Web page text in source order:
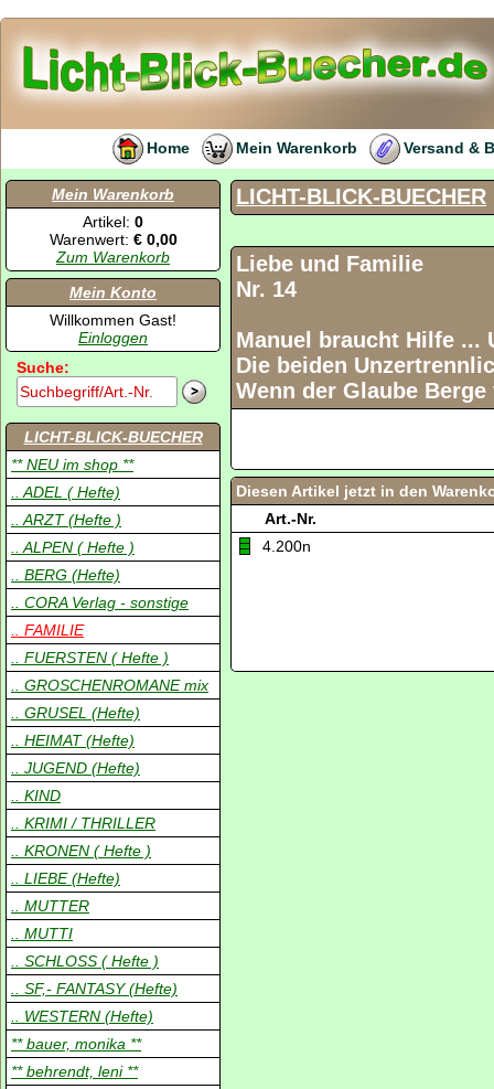
Home Mein Warenkorb Versand &
Mein Warenkorb
Artikel: 0
Warenwert: € 0,00
Zum Warenkorb
Mein Konto
Willkommen Gast!
Einloggen
Suche:
LICHT-BLICK-BUECHER
** NEU im shop **
.. ADEL ( Hefte)
.. ARZT (Hefte )
.. ALPEN ( Hefte )
.. BERG (Hefte)
.. CORA Verlag - sonstige
.. FAMILIE
.. FUERSTEN ( Hefte )
.. GROSCHENROMANE mix
.. GRUSEL (Hefte)
.. HEIMAT (Hefte)
.. JUGEND (Hefte)
.. KIND
.. KRIMI / THRILLER
.. KRONEN ( Hefte )
.. LIEBE (Hefte)
.. MUTTER
.. MUTTI
.. SCHLOSS ( Hefte )
.. SF,- FANTASY (Hefte)
.. WESTERN (Hefte)
** bauer, monika **
** behrendt, leni **
LICHT-BLICK-BUECHER
Liebe und Familie
Nr. 14
Manuel braucht Hilfe ...
Die beiden
Wenn der Glaube Berge
Diesen Artikel jetzt in den
Art.-Nr.
4.200n